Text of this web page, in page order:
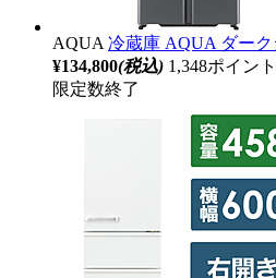
AQUA 冷蔵庫 AQUA ダーク
¥134,800(税込) 1,348ポイン
限定数終了